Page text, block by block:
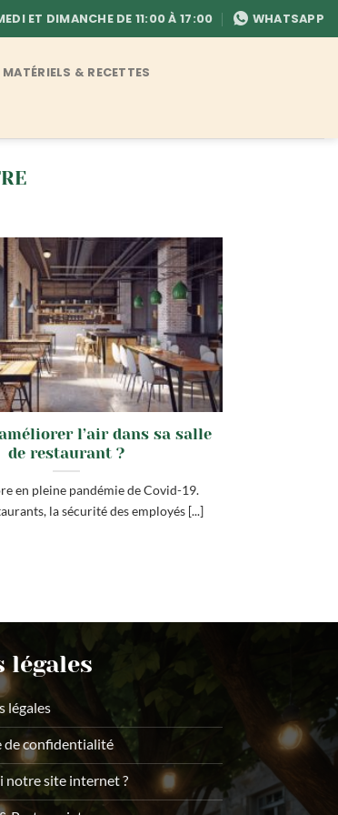
ET DIMANCHE DE 11:00 À 17:00 WHATSAPP
MATÉRIELS & RECETTES
l’air dans sa salle
de restaurant ?
en pleine pandémie de Covid-19.
la sécurité des employés [...]
légales
légales
de confidentialité
notre site internet ?